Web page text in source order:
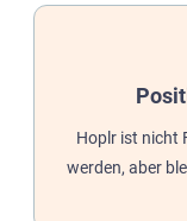
Hoplr ist nicht
werden, aber